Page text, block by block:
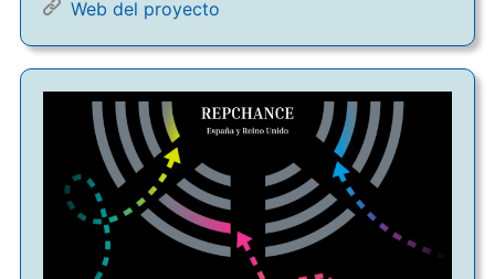
Web del proyecto